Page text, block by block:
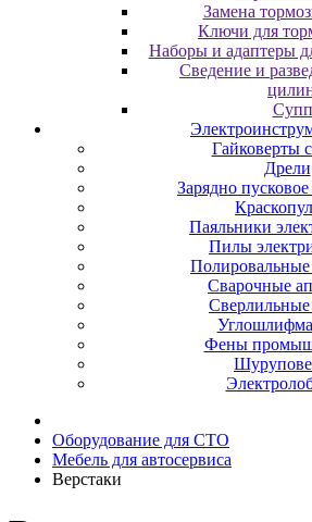
Замена
Ключи для
Наборы и адаптеры
Сведение и
Гайковерты
Дрели
Зарядно
Паяльники
Пилы
Сварочные
Сверлильные
Фены
Оборудование для CТО
Мебель для автосервиса
Верстаки